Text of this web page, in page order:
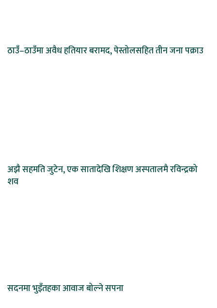
ठाउँ–ठाउँमा अवैध हतियार बरामद, पेस्तोलसहित तीन जना पक्राउ
अझै सहमति जुटेन, एक सातादेखि शिक्षण अस्पतालमै रविन्द्रको
शव
सदनमा भुइँतहका आवाज बोल्ने सपना